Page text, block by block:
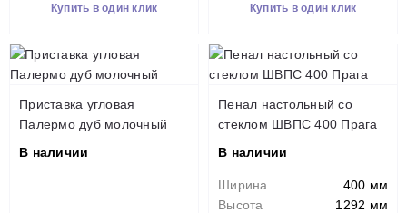
Купить в один клик Купить в один клик
Приставка угловая
Палермо дуб молочный
В наличии
Пенал настольный со
стеклом ШВПС 400 Прага
В наличии
Ширина
400 мм
Высота
1292 мм